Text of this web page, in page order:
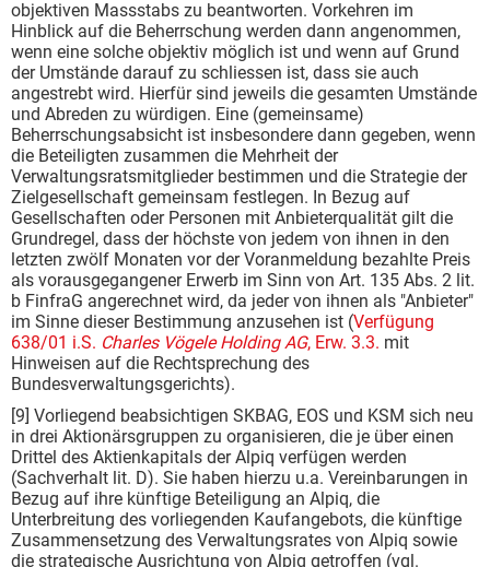
objektiven Massstabs zu beantworten. Vorkehren im
Hinblick auf die Beherrschung werden dann angenommen,
wenn eine solche objektiv möglich ist und wenn auf Grund
der Umstände darauf zu schliessen ist, dass sie auch
angestrebt wird. Hierfür sind jeweils die gesamten Umstände
und Abreden zu würdigen. Eine (gemeinsame)
Beherrschungsabsicht ist insbesondere dann gegeben, wenn
die Beteiligten zusammen die Mehrheit der
Verwaltungsratsmitglieder bestimmen und die Strategie der
Zielgesellschaft gemeinsam festlegen. In Bezug auf
Gesellschaften oder Personen mit Anbieterqualität gilt die
Grundregel, dass der höchste von jedem von ihnen in den
letzten zwölf Monaten vor der Voranmeldung bezahlte Preis
als vorausgegangener Erwerb im Sinn von Art. 135 Abs. 2 lit.
b FinfraG angerechnet wird, da jeder von ihnen als "Anbieter"
im Sinne dieser Bestimmung anzusehen ist (Verfügung
638/01 i.S. Charles Vögele Holding AG, Erw. 3.3. mit
Hinweisen auf die Rechtsprechung des
Bundesverwaltungsgerichts).
[9] Vorliegend beabsichtigen SKBAG, EOS und KSM sich neu
in drei Aktionärsgruppen zu organisieren, die je über einen
Drittel des Aktienkapitals der Alpiq verfügen werden
(Sachverhalt lit. D). Sie haben hierzu u.a. Vereinbarungen in
Bezug auf ihre künftige Beteiligung an Alpiq, die
Unterbreitung des vorliegenden Kaufangebots, die künftige
Zusammensetzung des Verwaltungsrates von Alpiq sowie
die strategische Ausrichtung von Alpiq getroffen (vgl.